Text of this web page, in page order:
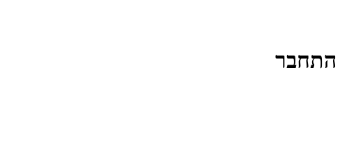
התחבר